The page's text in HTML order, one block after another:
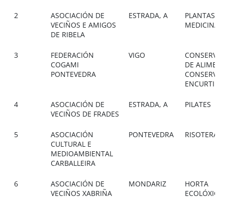
2
ASOCIACIÓN DE
VECIÑOS E AMIGOS
DE RIBELA
ESTRADA, A
PLANTAS
MEDICINAIS
3
FEDERACIÓN
COGAMI
PONTEVEDRA
VIGO
DE
4
ASOCIACIÓN DE
VECIÑOS DE FRADES
ESTRADA, A PILATES
5
ASOCIACIÓN
CULTURAL E
MEDIOAMBIENTAL
CARBALLEIRA
PONTEVEDRA
6
ASOCIACIÓN DE
VECIÑOS XABRIÑA
MONDARIZ
HORTA
ECOLÓXICA